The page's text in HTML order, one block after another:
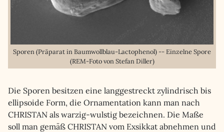
Sporen (Präparat in Baumwollblau-Lactophenol) -- Einzelne Spore
(REM-Foto von Stefan Diller)
Die Sporen besitzen eine langgestreckt zylindrisch bis
ellipsoide Form, die Ornamentation kann man nach
CHRISTAN als warzig-wulstig bezeichnen. Die Maße
soll man gemäß CHRISTAN vom Exsikkat abnehmen und